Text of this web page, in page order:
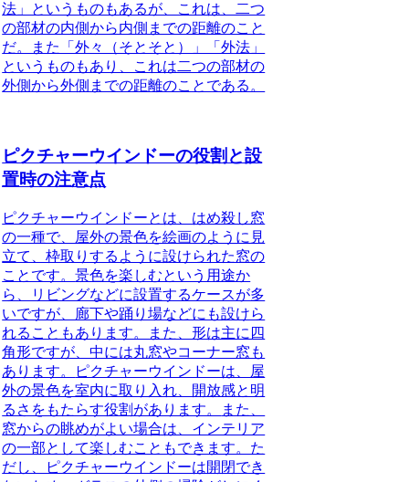
法」というものもあるが、これは、二つ
の部材の内側から内側までの距離のこと
だ。また「外々（そとそと）」「外法」
というものもあり、これは二つの部材の
外側から外側までの距離のことである。
ピクチャーウインドーの役割と設
置時の注意点
ピクチャーウインドーとは、はめ殺し窓
の一種で、屋外の景色を絵画のように見
立て、枠取りするように設けられた窓の
ことです。景色を楽しむという用途か
ら、リビングなどに設置するケースが多
いですが、廊下や踊り場などにも設けら
れることもあります。また、形は主に四
角形ですが、中には丸窓やコーナー窓も
あります。
ピクチャーウインドーは、屋
外の景色を室内に取り入れ、開放感と明
るさをもたらす役割があります。
また、
窓からの眺めがよい場合は、インテリア
の一部として楽しむこともできます。た
だし、ピクチャーウインドーは開閉でき